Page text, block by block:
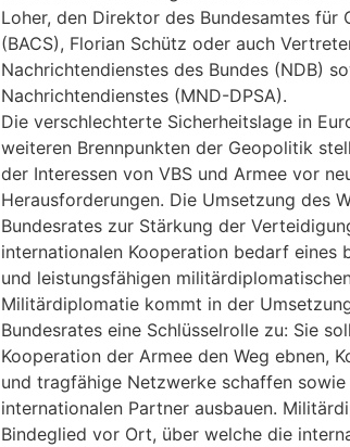
Loher, den Direktor des Bundesamtes für
(BACS), Florian Schütz oder auch
Nachrichtendienstes des Bundes (NDB)
Nachrichtendienstes (MND-DPSA).
Die verschlechterte Sicherheitslage in
weiteren Brennpunkten der Geopolitik
der Interessen von VBS und Armee vor
Herausforderungen. Die Umsetzung des
Bundesrates zur Stärkung der
internationalen Kooperation bedarf eines
und leistungsfähigen
Militärdiplomatie kommt in der
Bundesrates eine Schlüsselrolle zu: Sie
Kooperation der Armee den Weg ebnen,
und tragfähige Netzwerke schaffen
internationalen Partner ausbauen.
Bindeglied vor Ort, über welche die